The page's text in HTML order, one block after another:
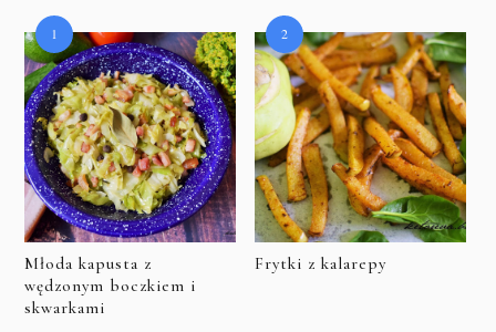
Młoda kapusta z
wędzonym boczkiem i
skwarkami
Frytki z kalarepy